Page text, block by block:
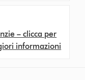
– clicca per
informazioni